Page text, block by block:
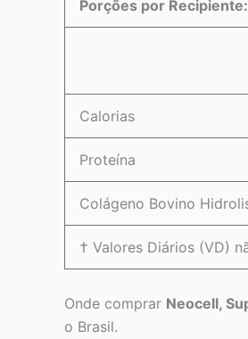
Porções por Recipiente:
Calorias
Proteína
Colágeno Bovino
† Valores Diários (VD)
Onde comprar Neocell,
o Brasil.